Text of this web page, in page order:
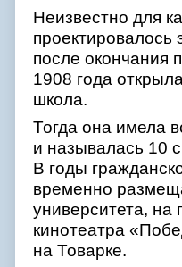
Неизвестно для
проектировалось
после окончания
1908 года
школа.
Тогда она имела
и называлась 10
В годы
временно
университета,
кинотеатра
на Товарке.